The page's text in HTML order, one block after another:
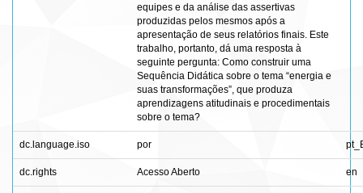
equipes e da análise das assertivas
produzidas pelos mesmos após a
apresentação de seus relatórios finais. Este
trabalho, portanto, dá uma resposta à
seguinte pergunta: Como construir uma
Sequência Didática sobre o tema “energia e
suas transformações”, que produza
aprendizagens atitudinais e procedimentais
sobre o tema?
dc.language.iso por
dc.rights Acesso Aberto en